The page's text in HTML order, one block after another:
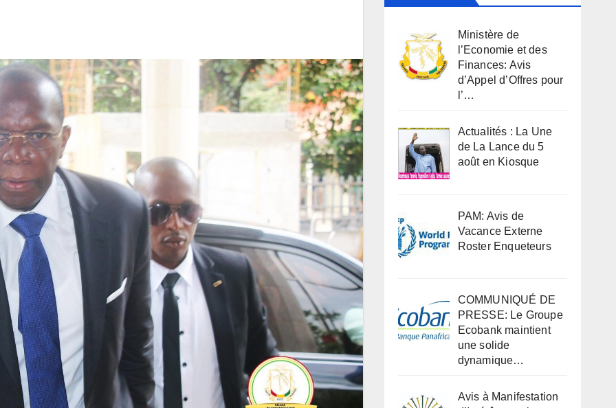
Ministère de
l’Economie et des
Finances: Avis
d’Appel d’Offres pour
l’…
Actualités : La Une
de La Lance du 5
août en Kiosque
PAM: Avis de
Vacance Externe
Roster Enqueteurs
COMMUNIQUÉ DE
PRESSE: Le Groupe
Ecobank maintient
une solide
dynamique…
Avis à Manifestation